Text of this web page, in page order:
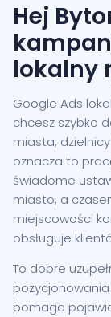
Hej
lokalny
Google Ads
chcesz szybko
miasta,
oznacza to
świadome
miasto, a
miejscowości
obsługuje
To dobre
pozycjonowania
pomaga